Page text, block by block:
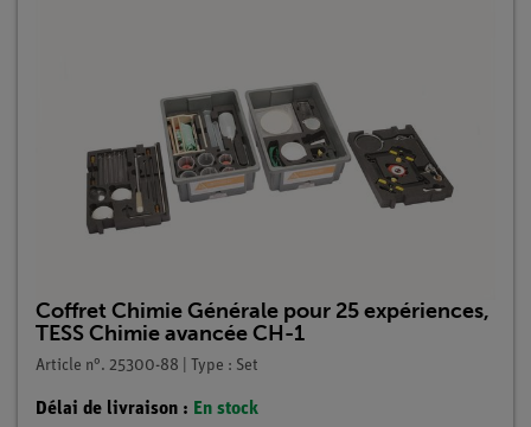
Coffret Chimie Générale pour 25 expériences,
TESS Chimie avancée CH-1
Article n°. 25300-88 | Type : Set
Délai de livraison : En stock